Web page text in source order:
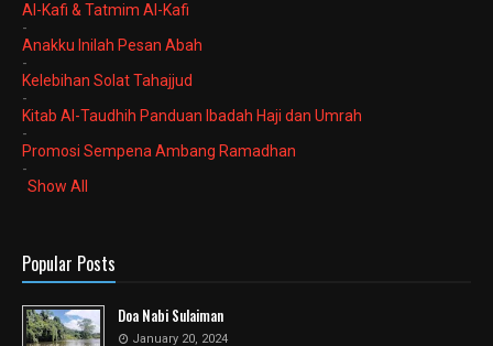
Al-Kafi & Tatmim Al-Kafi
-
Anakku Inilah Pesan Abah
-
Kelebihan Solat Tahajjud
-
Kitab Al-Taudhih Panduan Ibadah Haji dan Umrah
-
Promosi Sempena Ambang Ramadhan
-
Show All
Popular Posts
Doa Nabi Sulaiman
January 20, 2024